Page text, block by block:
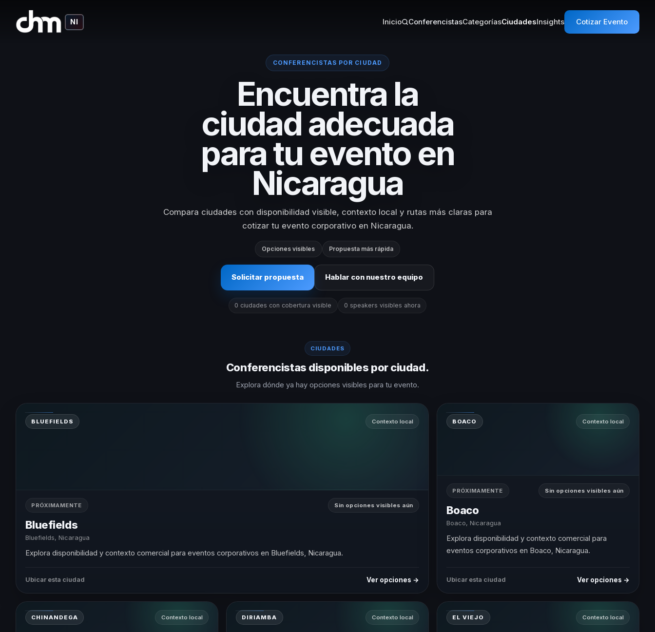
NI Inicio ConferencistasCategoríasCiudadesInsights Cotizar Evento
CONFERENCISTAS POR CIUDAD
Encuentra la
ciudad adecuada
para tu evento en
Nicaragua
Compara ciudades con disponibilidad visible, contexto local y rutas más claras para
cotizar tu evento corporativo en Nicaragua.
Opciones visibles Propuesta más rápida
Solicitar propuesta Hablar con nuestro equipo
0 ciudades con cobertura visible 0 speakers visibles ahora
CIUDADES
Conferencistas disponibles por ciudad.
Explora dónde ya hay opciones visibles para tu evento.
BLUEFIELDS Contexto local
PRÓXIMAMENTE Sin opciones visibles aún
Bluefields
Bluefields, Nicaragua
Explora disponibilidad y contexto comercial para eventos corporativos en Bluefields, Nicaragua.
Ubicar esta ciudad Ver opciones →
BOACO Contexto local
PRÓXIMAMENTE Sin opciones visibles aún
Boaco
Boaco, Nicaragua
Explora disponibilidad y contexto comercial para
eventos corporativos en Boaco, Nicaragua.
Ubicar esta ciudad Ver opciones →
CHINANDEGA Contexto local DIRIAMBA Contexto local EL VIEJO Contexto local